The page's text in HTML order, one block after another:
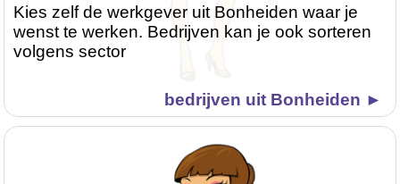
Kies zelf de werkgever uit Bonheiden waar je
wenst te werken. Bedrijven kan je ook sorteren
volgens sector
bedrijven uit Bonheiden ►